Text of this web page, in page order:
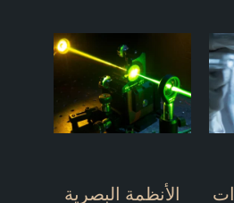
الأنظمة البصرية